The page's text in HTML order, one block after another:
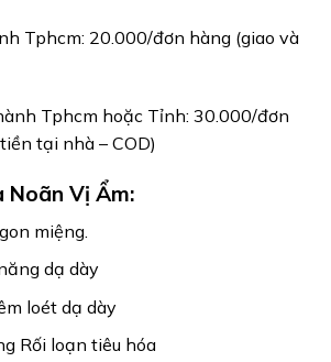
Tphcm: 20.000/đơn hàng (giao và
Tphcm hoặc Tỉnh: 30.000/đơn
tại nhà – COD)
Noãn Vị Ẩm:
miệng.
dạ dày
loét dạ dày
Rối loạn tiêu hóa